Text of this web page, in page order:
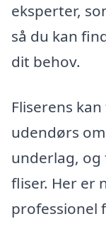
eksperter,
så du kan
dit behov.
Fliserens
udendørs
underlag,
fliser. Her er
professionel